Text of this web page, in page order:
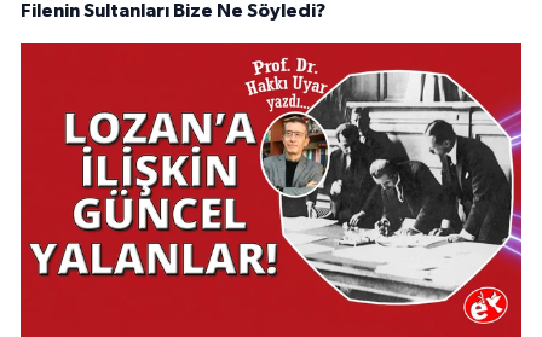
Filenin Sultanları Bize Ne Söyledi?